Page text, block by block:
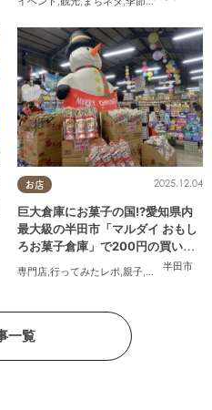
レポ
お店
半田市
2025.12.04
巨大倉庫にお菓子の国!?愛知県内
最大級の半田市「マルダイ おもし
ろお菓子倉庫」で200円の買い物
専門店 行ってみたレポ 親子 家族
一覧